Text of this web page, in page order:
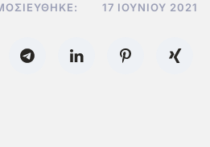
17 ΙΟΥΝΊΟΥ 2021